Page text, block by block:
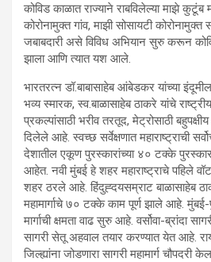
कोविड काळात राज्याने राबविलेल्या माझे कुटूंब
कोरोनामुक्त गांव, माझी सोसायटी कोरोनामुक्त
जबाबदारी असे विविध अभियान सुरु करून
झाला आणि त्यात यश आले.
भारतरत्न डॉ.बाबासाहेब आंबेडकर यांच्या
भव्य स्मारक, स्व.बाळासाहेब ठाकरे यांचे
प्रकल्पांसाठी भरीव तरतूद, मेट्रोसाठी
दिलेले आहे. स्वच्छ सर्वेक्षणात महाराष्ट्राची
देशातील एकूण पुरस्कारांच्या ४० टक्के पुरस्कार
आहेत. नवी मुंबई हे शहर महाराष्ट्राचे पहिले
शहर ठरले आहे. हिंदुह्दयसम्राट बाळासाहेब
महामार्गाचे ७० टक्के काम पूर्ण झाले आहे.
मार्गाची क्षमता वाढ सुरु आहे. वर्सोवा-ब्रांदा
सागरी सेतू अहवाल तयार करण्यात येत आहे.
जिल्ह्यांना जोडणारा सागरी महामार्ग